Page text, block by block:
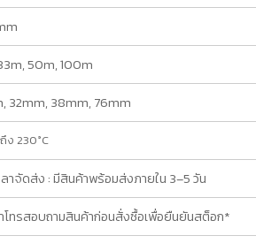
50m, 100m
32mm, 38mm, 76mm
ง 230°C
ลาจัดส่ง : มีสินค้าพร้อมส่งภายใน 3–5 วัน
ทรสอบถามสินค้าก่อนสั่งซื้อเพื่อยืนยันสต็อก*